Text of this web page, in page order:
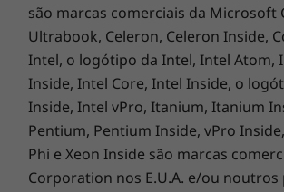
Mais inteligente do que nunca
Aproveite ao máximo o seu tempo
esforços com uma série de
inteligentes com tecnologia de IA.
incrível duração da bateria, graças
Arrefecimento inteligente que
são marcas comerciais da Microsoft
Ultrabook, Celeron, Celeron Inside,
Intel, o logótipo da Intel, Intel Atom,
Inside, Intel Core, Intel Inside, o
Inside, Intel vPro, Itanium, Itanium
Pentium, Pentium Inside, vPro
Phi e Xeon Inside são marcas
Corporation nos E.U.A. e/ou noutros